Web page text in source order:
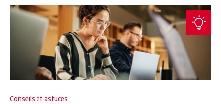
Conseils et astuces